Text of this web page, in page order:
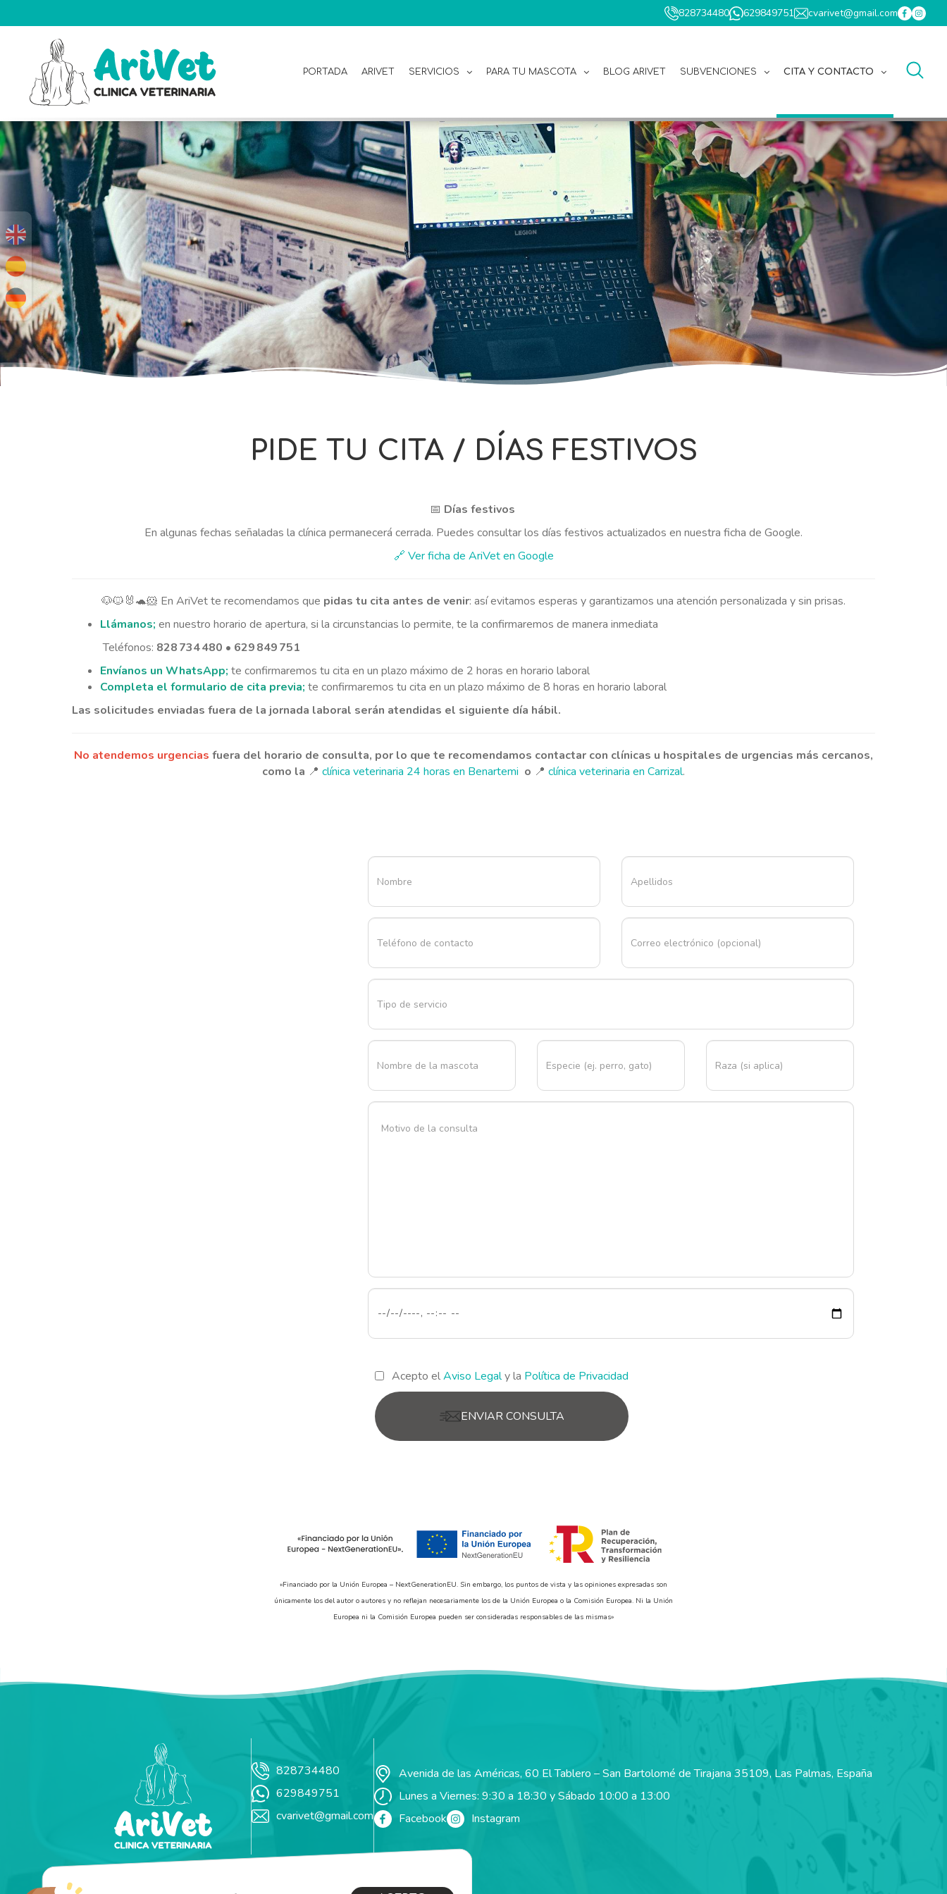
828734480 629849751 cvarivet@gmail.com
PORTADA ARIVET SERVICIOS PARA TU MASCOTA BLOG ARIVET SUBVENCIONES CITA Y CONTACTO
PORTADA
ARIVET
SERVICIOS
PARA
TU
MASCOTA
ARIVET
SUBVENCIONES
CITA
Y
CONTACTO
LLAMAR
AHORA
PIDE TU CITA / DÍAS FESTIVOS
📅 Días festivos
En algunas fechas señaladas la clínica permanecerá cerrada. Puedes consultar los días festivos actualizados en nuestra ficha de Google.
🔗 Ver ficha de AriVet en Google
🐶🐱🐰🐢🐹 En AriVet te recomendamos que pidas tu cita antes de venir: así evitamos esperas y garantizamos una atención personalizada y sin prisas.
Llámanos; en nuestro horario de apertura, si la circunstancias lo permite, te la confirmaremos de manera inmediata
Teléfonos: 828 734 480 • 629 849 751
Envíanos un WhatsApp; te confirmaremos tu cita en un plazo máximo de 2 horas en horario laboral
Completa el formulario de cita previa; te confirmaremos tu cita en un plazo máximo de 8 horas en horario laboral
Las solicitudes enviadas fuera de la jornada laboral serán atendidas el siguiente día hábil.
No atendemos urgencias fuera del horario de consulta, por lo que te recomendamos contactar con clínicas u hospitales de urgencias más cercanos,
como la 📍 clínica veterinaria 24 horas en Benartemi o 📍 clínica veterinaria en Carrizal.
Acepto elAviso Legaly la Política de Privacidad
ENVIAR CONSULTA
«Financiado por la Unión Europea – NextGenerationEU. Sin embargo, los puntos de vista y las opiniones expresadas son
únicamente los del autor o autores y no reflejan necesariamente los de la Unión Europea o la Comisión Europea. Ni la Unión
Europea ni la Comisión Europea pueden ser consideradas responsables de las mismas»
828734480
629849751
cvarivet@gmail.com
Avenida de las Américas, 60 El Tablero – San Bartolomé de Tirajana 35109, Las Palmas, España
Lunes a Viernes: 9:30 a 18:30 y Sábado 10:00 a 13:00
Facebook
Instagram